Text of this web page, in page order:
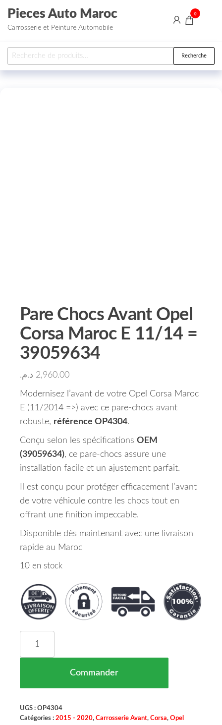
Aller au contenu
Pieces Auto Maroc
Carrosserie et Peinture Automobile
0
Recherche pour : Recherche
Pare Chocs Avant Opel
Corsa Maroc E 11/14 =
39059634
2,960.00 د.م.
Modernisez l’avant de votre Opel Corsa Maroc
E (11/2014 =>) avec ce pare-chocs avant
robuste, référence OP4304.
Conçu selon les spécifications OEM
(39059634), ce pare-chocs assure une
installation facile et un ajustement parfait.
Il est conçu pour protéger efficacement l’avant
de votre véhicule contre les chocs tout en
offrant une finition impeccable.
Disponible dès maintenant avec une livraison
rapide au Maroc
10 en stock
Commander
UGS : OP4304
Catégories : 2015 - 2020, Carrosserie Avant, Corsa, Opel